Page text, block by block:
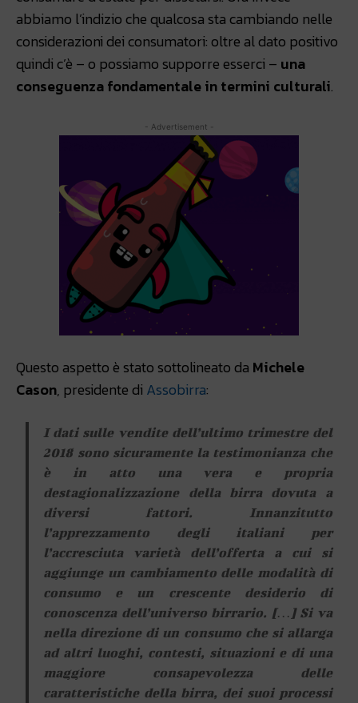
abbiamo l’indizio che qualcosa sta cambiando nelle
considerazioni dei consumatori: oltre al dato positivo
quindi c’è – o possiamo supporre esserci – una
conseguenza fondamentale in termini culturali.
- Advertisement -
Questo aspetto è stato sottolineato da Michele
Cason, presidente di Assobirra:
I dati sulle vendite dell’ultimo trimestre del
2018 sono sicuramente la testimonianza che
è in atto una vera e propria
destagionalizzazione della birra dovuta a
diversi fattori. Innanzitutto
l’apprezzamento degli italiani per
l’accresciuta varietà dell’offerta a cui si
aggiunge un cambiamento delle modalità di
consumo e un crescente desiderio di
conoscenza dell’universo birrario. […] Si va
nella direzione di un consumo che si allarga
ad altri luoghi, contesti, situazioni e di una
maggiore consapevolezza delle
caratteristiche della birra, dei suoi processi